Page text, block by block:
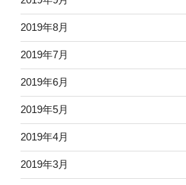
2019年8月
2019年7月
2019年6月
2019年5月
2019年4月
2019年3月